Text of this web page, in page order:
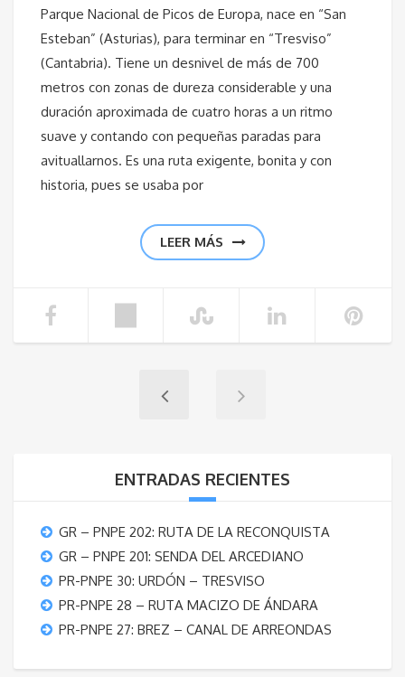
Parque Nacional de Picos de Europa, nace en “San
Esteban” (Asturias), para terminar en “Tresviso”
(Cantabria). Tiene un desnivel de más de 700
metros con zonas de dureza considerable y una
duración aproximada de cuatro horas a un ritmo
suave y contando con pequeñas paradas para
avituallarnos. Es una ruta exigente, bonita y con
historia, pues se usaba por
LEER MÁS
ENTRADAS RECIENTES
GR – PNPE 202: RUTA DE LA RECONQUISTA
GR – PNPE 201: SENDA DEL ARCEDIANO
PR-PNPE 30: URDÓN – TRESVISO
PR-PNPE 28 – RUTA MACIZO DE ÁNDARA
PR-PNPE 27: BREZ – CANAL DE ARREONDAS